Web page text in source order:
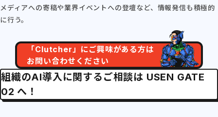
メディアへの寄稿や業界イベントへの登壇など、情報発信も積極的
に行う。
「Clutcher」にご興味がある方は
お問い合わせください
組織のAI導入に関するご相談は USEN GATE
02 へ！